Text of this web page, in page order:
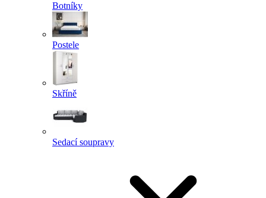
Botníky
Postele
Skříně
Sedací soupravy